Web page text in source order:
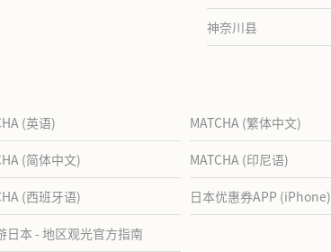
神奈川县
(英语) MATCHA (繁体中文)
(简体中文) MATCHA (印尼语)
(西班牙语) 日本优惠券APP (iPhone)
日本 - 地区观光官方指南